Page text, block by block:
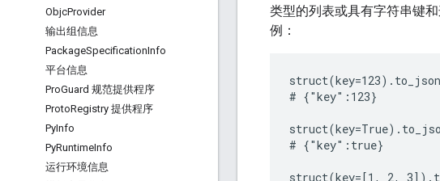
ObjcProvider
输出组信息
PackageSpecificationInfo
平台信息
ProGuard 规范提供程序
ProtoRegistry 提供程序
PyInfo
PyRuntimeInfo
运行环境信息
类型的列表或具有字符串键
例：
# {"key":123}
# {"key":true}
struct(key=[1, 2,